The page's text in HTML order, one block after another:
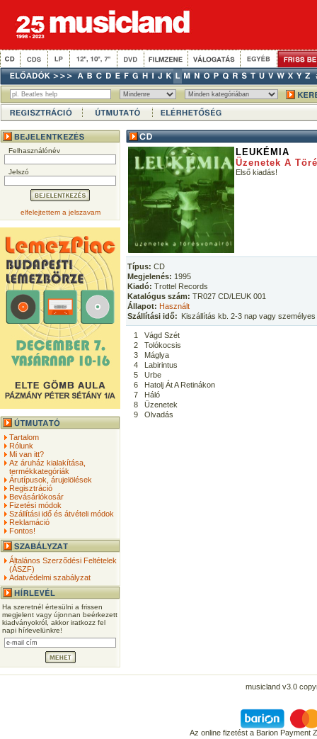
Felhasználónév
Jelszó
elfelejtettem a jelszavam
Tartalom
Rólunk
Mi van itt?
Az áruház kialakítása,
termékkategóriák
Árutípusok, árujelölések
Regisztráció
Bevásárlókosár
Fizetési módok
Szállítási idő és átvételi módok
Reklamáció
Fontos!
Általános Szerződési Feltételek
(ÁSZF)
Adatvédelmi szabályzat
Ha szeretnél értesülni a frissen
megjelent vagy újonnan beérkezett
kiadványokról, akkor iratkozz fel
napi hírlevelünkre!
LEUKÉMIA
Üzenetek A
Első kiadás!
Típus: CD
Megjelenés: 1995
Kiadó: Trottel Records
Katalógus szám: TR027 CD/LEUK 001
Állapot: Használt
Szállítási idő: Kiszállítás kb. 2-3 nap vagy
1
Vágd Szét
2
Tolókocsis
3
Máglya
4
Labirintus
5
Urbe
6
Hatolj Át A Retinákon
7
Háló
8
Üzenetek
9
Olvadás
musicland v3.0
Az online fizetést a Barion Payment